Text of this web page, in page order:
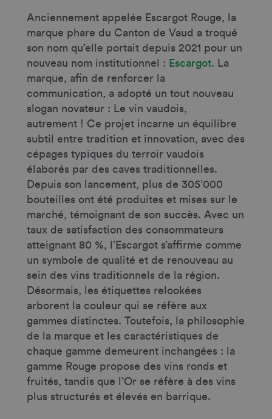
Anciennement appelée Escargot Rouge, la
marque phare du Canton de Vaud a troqué
son nom qu’elle portait depuis 2021 pour un
nouveau nom institutionnel : Escargot. La
marque, afin de renforcer la
communication, a adopté un tout nouveau
slogan novateur : Le vin vaudois,
autrement ! Ce projet incarne un équilibre
subtil entre tradition et innovation, avec des
cépages typiques du terroir vaudois
élaborés par des caves traditionnelles.
Depuis son lancement, plus de 305’000
bouteilles ont été produites et mises sur le
marché, témoignant de son succès. Avec un
taux de satisfaction des consommateurs
atteignant 80 %, l’Escargot s’affirme comme
un symbole de qualité et de renouveau au
sein des vins traditionnels de la région.
Désormais, les étiquettes relookées
arborent la couleur qui se réfère aux
gammes distinctes. Toutefois, la philosophie
de la marque et les caractéristiques de
chaque gamme demeurent inchangées : la
gamme Rouge propose des vins ronds et
fruités, tandis que l’Or se réfère à des vins
plus structurés et élevés en barrique.